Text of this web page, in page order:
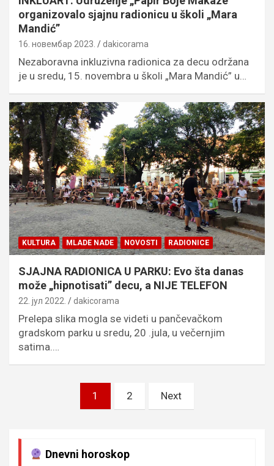
organizovalo sjajnu radionicu u školi „Mara
Mandić”
16. новембар 2023. dakicorama
Nezaboravna inkluzivna radionica za decu održana
je u sredu, 15. novembra u školi „Mara Mandić” u…
KULTURA MLADE NADE NOVOSTI RADIONICE
SJAJNA RADIONICA U PARКU: Evo šta danas
može „hipnotisati” decu, a NIJE TELEFON
22. јул 2022. dakicorama
Prelepa slika mogla se videti u pančevačkom
gradskom parku u sredu, 20 .jula, u večernjim
satima.…
Пагинација1 2 Next
Dnevni horoskop